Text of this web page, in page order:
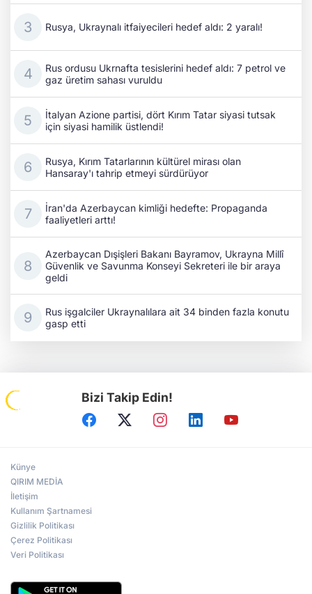
Rusya, Ukraynalı itfaiyecileri hedef aldı: 2 yaralı!
Rus ordusu Ukrnafta tesislerini hedef aldı: 7 petrol ve
gaz üretim sahası vuruldu
İtalyan Azione partisi, dört Kırım Tatar siyasi tutsak
için siyasi hamilik üstlendi!
Rusya, Kırım Tatarlarının kültürel mirası olan
Hansaray'ı tahrip etmeyi sürdürüyor
İran'da Azerbaycan kimliği hedefte: Propaganda
faaliyetleri arttı!
Azerbaycan Dışişleri Bakanı Bayramov, Ukrayna Millî
Güvenlik ve Savunma Konseyi Sekreteri ile bir araya
geldi
Rus işgalciler Ukraynalılara ait 34 binden fazla konutu
gasp etti
Bizi Takip Edin!
Künye
QIRIM MEDİA
İletişim
Kullanım Şartnamesi
Gizlilik Politikası
Çerez Politikası
Veri Politikası